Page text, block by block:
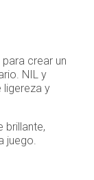
crear un
NIL y
ligereza y
brillante,
juego.